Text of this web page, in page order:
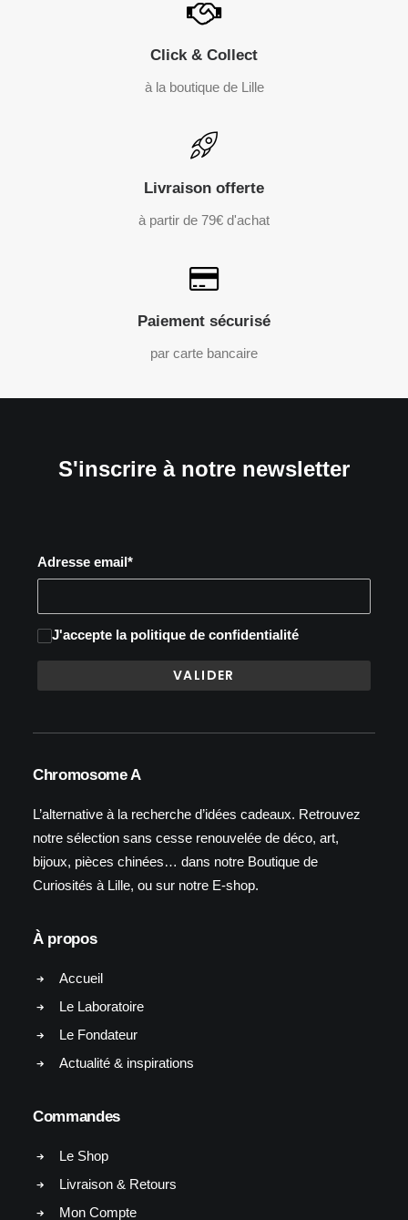
Click & Collect
à la boutique de Lille
Livraison offerte
à partir de 79€ d'achat
Paiement sécurisé
par carte bancaire
S'inscrire à notre newsletter
Adresse email*
J'accepte la politique de confidentialité
Chromosome A
L’alternative à la recherche d’idées cadeaux. Retrouvez
notre sélection sans cesse renouvelée de déco, art,
bijoux, pièces chinées… dans notre Boutique de
Curiosités à Lille, ou sur notre E-shop.
À propos
Accueil
Le Laboratoire
Le Fondateur
Actualité & inspirations
Commandes
Le Shop
Livraison & Retours
Mon Compte